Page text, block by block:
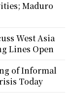
Maduro
West Asia
Lines Open
of Informal
Today